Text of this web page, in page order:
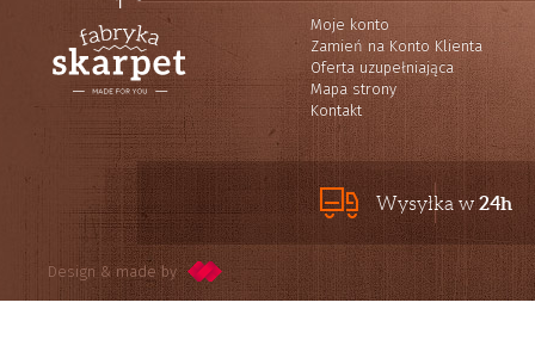
Moje konto
Zamień na Konto Klienta
Oferta uzupełniająca
Mapa strony
Kontakt
Wysyłka w 24h
Design & made by